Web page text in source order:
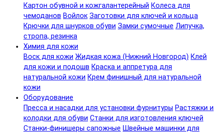
Картон обувной и кожгалантерейный Колеса для
чемоданов Войлок Заготовки для ключей и кольца
Крючки для шнурков обуви Замки сумочные Липучка,
стропа, резинка
Химия для кожи
Воск для кожи Жидкая кожа (Нижний Новгород) Клей
для кожи и подошв Краска и аппретура для
натуральной кожи Крем финишный для натуральной
кожи
Оборудование
Пресса и насадки для установки фурнитуры Растяжки и
колодки для обуви Станки для изготовления ключей
Станки-финишеры сапожные Швейные машинки для